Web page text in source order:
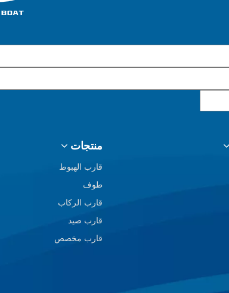
منتجات
قارب الهبوط
طوف
قارب الركاب
قارب صيد
قارب مخصص